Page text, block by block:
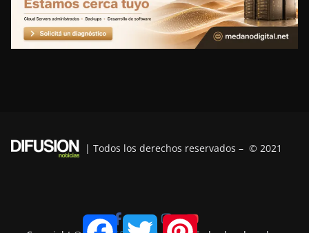
t
| Todos los derechos reservados – © 2021
F T P